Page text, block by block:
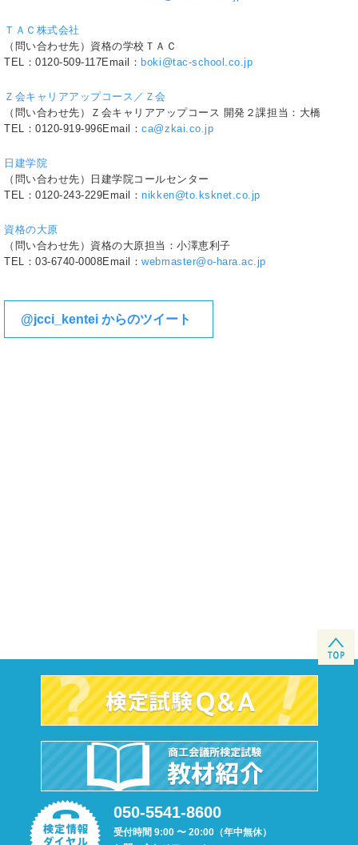
ＴＡＣ株式会社
（問い合わせ先）資格の学校ＴＡＣ
TEL：0120-509-117Email： boki@tac-school.co.jp
Ｚ会キャリアアップコース／Ｚ会
（問い合わせ先）Ｚ会キャリアアップコース 開発２課担当：大橋
TEL：0120-919-996Email：ca@zkai.co.jp
日建学院
（問い合わせ先）日建学院コールセンター
TEL：0120-243-229Email：nikken@to.ksknet.co.jp
資格の大原
（問い合わせ先）資格の大原担当：小澤恵利子
TEL：03-6740-0008Email：webmaster@o-hara.ac.jp
@jcci_kentei からのツイート
050-5541-8600
受付時間 9:00 〜 20:00（年中無休）